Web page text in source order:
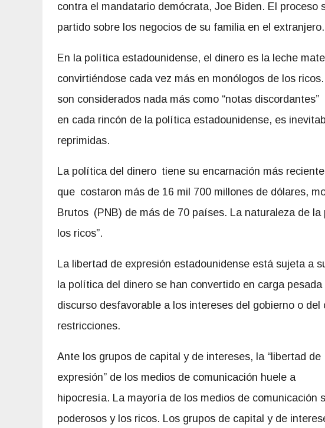
contra el mandatario demócrata, Joe Biden. El proceso
partido sobre los negocios de su familia en el extranjero.
En la política estadounidense, el dinero es la leche
convirtiéndose cada vez más en monólogos de los
son considerados nada más como “notas
en cada rincón de la política estadounidense, es
reprimidas.
La política del dinero tiene su encarnación más
que costaron más de 16 mil 700 millones de dólares,
Brutos (PNB) de más de 70 países. La naturaleza de
los ricos”.
La libertad de expresión estadounidense está sujeta a
la política del dinero se han convertido en carga
discurso desfavorable a los intereses del gobierno o
restricciones.
Ante los grupos de capital y de intereses, la “libertad de
expresión” de los medios de comunicación huele a
hipocresía. La mayoría de los medios de comunicación
poderosos y los ricos. Los grupos de capital y de